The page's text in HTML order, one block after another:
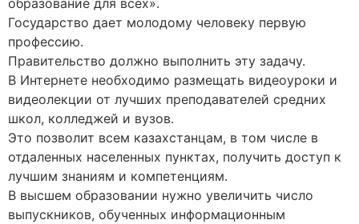
образование для всех».
Государство дает молодому человеку первую
профессию.
Правительство должно выполнить эту задачу.
В Интернете необходимо размещать видеоуроки и
видеолекции от лучших преподавателей средних
школ, колледжей и вузов.
Это позволит всем казахстанцам, в том числе в
отдаленных населенных пунктах, получить доступ к
лучшим знаниям и компетенциям.
В высшем образовании нужно увеличить число
выпускников, обученных информационным